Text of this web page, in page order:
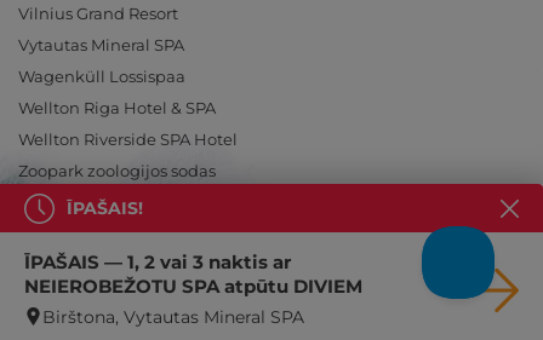
Vilnius Grand Resort
Vytautas Mineral SPA
Wagenküll Lossispaa
Wellton Riga Hotel & SPA
Wellton Riverside SPA Hotel
Zoopark zoologijos sodas
Ieslēdz atpūtu!
ĪPAŠAIS!
ĪPAŠAIS — 1, 2 vai 3 naktis ar
NEIEROBEŽOTU SPA atpūtu DIVIEM
Birštona, Vytautas Mineral SPA